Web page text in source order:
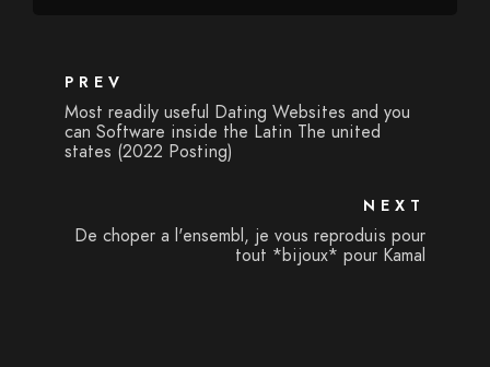
PREV
Most readily useful Dating Websites and you
can Software inside the Latin The united
states (2022 Posting)
NEXT
De choper a l'ensembl, je vous reproduis pour
tout *bijoux* pour Kamal